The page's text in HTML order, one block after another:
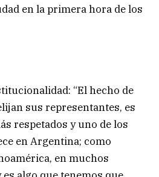
en la primera hora de los
“El hecho de
sus representantes, es
respetados y uno de los
en Argentina; como
en muchos